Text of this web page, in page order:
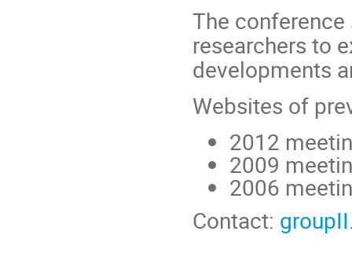
The
researchers to
developments
Websites of
2012
2009
2006
Contact: